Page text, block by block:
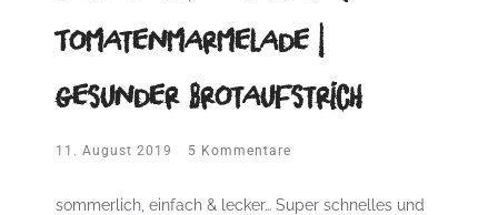
Tomatenmarmelade |
gesunder Brotaufstrich
11. August 2019 5 Kommentare
sommerlich, einfach & lecker… Super schnelles und